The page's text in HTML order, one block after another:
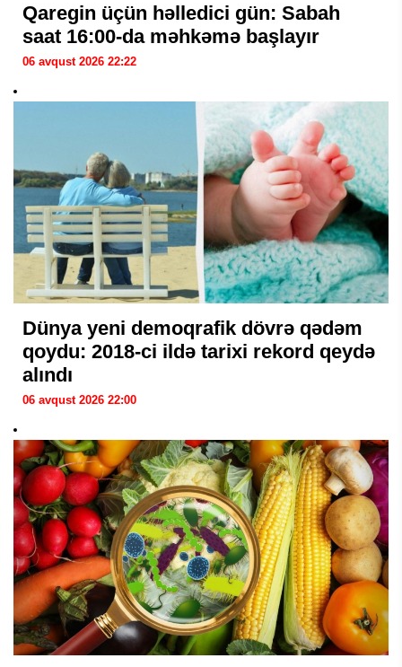
Qaregin üçün həlledici gün: Sabah
saat 16:00-da məhkəmə başlayır
06 avqust 2026 22:22
Dünya yeni demoqrafik dövrə qədəm
qoydu: 2018-ci ildə tarixi rekord qeydə
alındı
06 avqust 2026 22:00